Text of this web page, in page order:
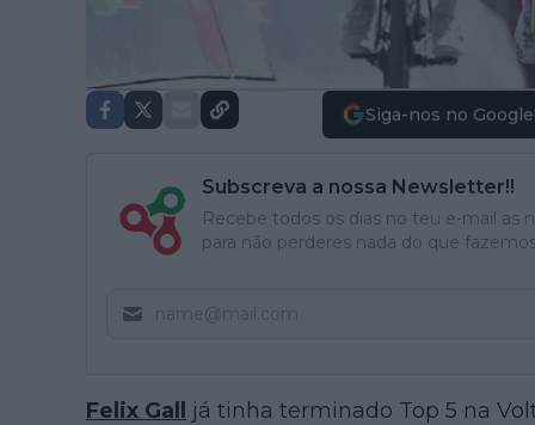
Siga-nos no Google!
Subscreva a nossa Newsletter!!
Recebe todos os dias no teu e-mail as
para não perderes nada do que
Felix Gall
já tinha terminado Top 5 na